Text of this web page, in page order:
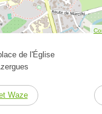
de l'Église
Waze